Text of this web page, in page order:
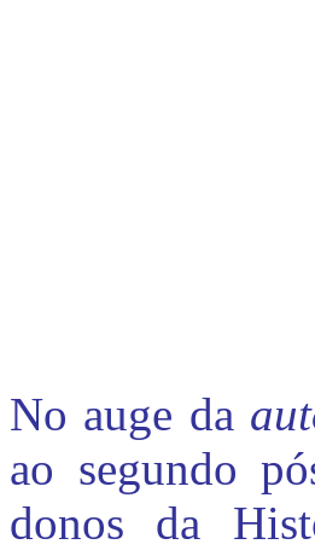
No auge da
ao segundo
donos da